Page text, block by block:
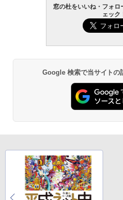
窓の杜をいいね・フォロ
ェック
Google 検索で当サイトの